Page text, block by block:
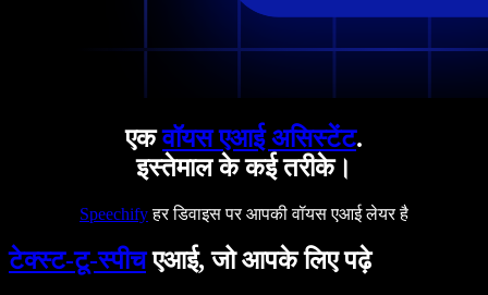
एकवॉयस एआई असिस्टेंट.
इस्तेमाल के कई तरीके।
Speechifyहर डिवाइस पर आपकी वॉयस एआई लेयर है
टेक्स्ट-टू-स्पीचएआई, जो आपके लिए पढ़े